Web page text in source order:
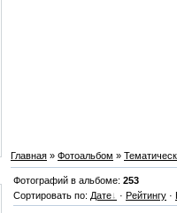
Главная » Фотоальбом »
Фотографий в альбоме: 253
Сортировать по: Дате · Рейтингу ·